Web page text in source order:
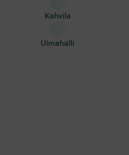
kahvila
uimahalli